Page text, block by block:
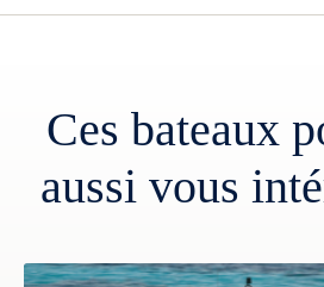
Ces bateaux
aussi vous